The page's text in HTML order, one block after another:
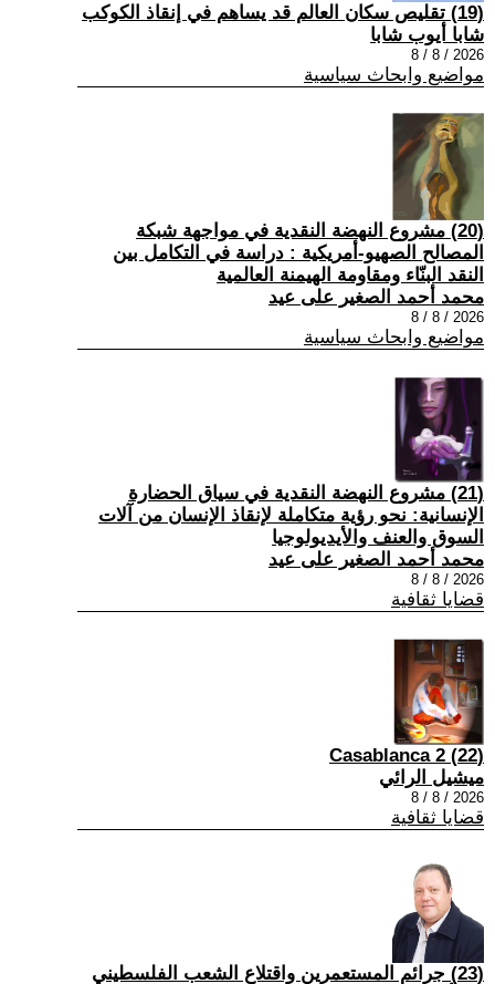
(19) تقليص سكان العالم قد يساهم في إنقاذ الكوكب
شابا أيوب شابا
2026 / 8 / 8
مواضيع وابحاث سياسية
(20) مشروع النهضة النقدية في مواجهة شبكة
المصالح الصهيو-أمريكية : دراسة في التكامل بين
النقد البنّاء ومقاومة الهيمنة العالمية
محمد أحمد الصغير على عيد
2026 / 8 / 8
مواضيع وابحاث سياسية
(21) مشروع النهضة النقدية في سياق الحضارة
الإنسانية: نحو رؤية متكاملة لإنقاذ الإنسان من آلات
السوق والعنف والأيديولوجيا
محمد أحمد الصغير على عيد
2026 / 8 / 8
قضايا ثقافية
(22) Casablanca 2
ميشيل الرائي
2026 / 8 / 8
قضايا ثقافية
(23) جرائم المستعمرين واقتلاع الشعب الفلسطيني